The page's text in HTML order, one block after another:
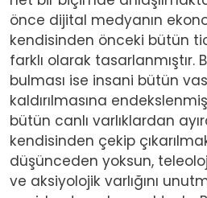
önce dijital medyanın
kendisinden önceki bütün
farklı olarak tasarlanmıştır.
bulması ise insani bütün
kaldırılmasına
bütün canlı varlıklardan
kendisinden çekip
düşünceden yoksun,
ve aksiyolojik varlığını